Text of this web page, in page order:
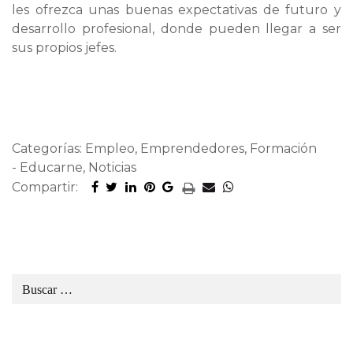
les ofrezca unas buenas expectativas de futuro y
desarrollo profesional, donde pueden llegar a ser
sus propios jefes.
Categorías: Empleo, Emprendedores, Formación
- Educarne, Noticias
Compartir: